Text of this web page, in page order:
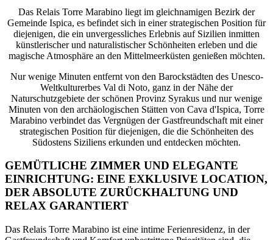
Das Relais Torre Marabino liegt im gleichnamigen Bezirk der
Gemeinde Ispica, es befindet sich in einer strategischen Position für
diejenigen, die ein unvergessliches Erlebnis auf Sizilien inmitten
künstlerischer und naturalistischer Schönheiten erleben und die
magische Atmosphäre an den Mittelmeerküsten genießen möchten.
Nur wenige Minuten entfernt von den Barockstädten des Unesco-
Weltkulturerbes Val di Noto, ganz in der Nähe der
Naturschutzgebiete der schönen Provinz Syrakus und nur wenige
Minuten von den archäologischen Stätten von Cava d'Ispica, Torre
Marabino verbindet das Vergnügen der Gastfreundschaft mit einer
strategischen Position für diejenigen, die die Schönheiten des
Südostens Siziliens erkunden und entdecken möchten.
GEMÜTLICHE ZIMMER UND ELEGANTE
EINRICHTUNG: EINE EXKLUSIVE LOCATION,
DER ABSOLUTE ZURÜCKHALTUNG UND
RELAX GARANTIERT
Das Relais Torre Marabino ist eine intime Ferienresidenz, in der